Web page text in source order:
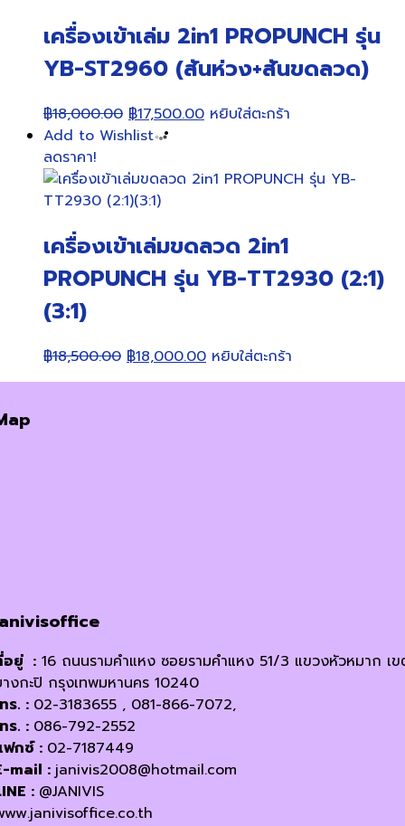
เครื่องเข้าเล่ม 2in1 PROPUNCH รุ่น
YB-ST2960 (สันห่วง+สันขดลวด)
฿18,000.00 Original
price
฿18,000.00.
฿17,500.00Current
฿17,500.00.
หยิบใส่ตะกร้า
Add to Wishlist
ลดราคา!
เครื่องเข้าเล่มขดลวด 2in1
PROPUNCH รุ่น YB-TT2930 (2:1)
(3:1)
฿18,500.00 Original
price
฿18,000.00Current
price
หยิบใส่ตะกร้า
อยู่ : 16 ถนนรามคำแหง ซอยรามคำแหง 51/3 แขวงหัวหมาก เ
งกะปิ กรุงเทพมหานคร 10240
ร. : 02-3183655 , 081-866-7072,
ร. : 086-792-2552
กซ์ : 02-7187449
mail : janivis2008@hotmail.com
: @JANIVIS